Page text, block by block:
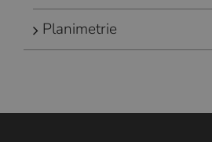
Planimetrie